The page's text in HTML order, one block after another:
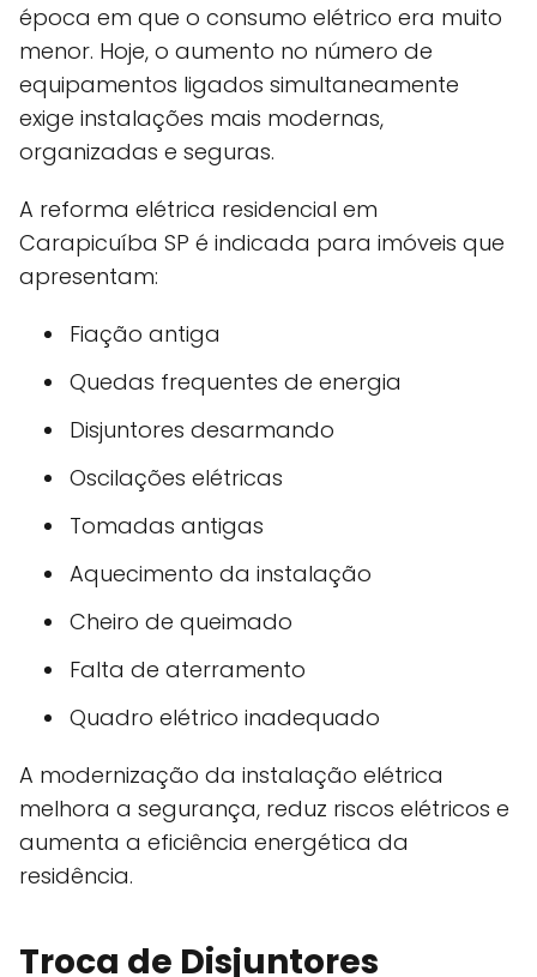
época em que o consumo elétrico era muito
menor. Hoje, o aumento no número de
equipamentos ligados simultaneamente
exige instalações mais modernas,
organizadas e seguras.
A reforma elétrica residencial em
Carapicuíba SP é indicada para imóveis que
apresentam:
Fiação antiga
Quedas frequentes de energia
Disjuntores desarmando
Oscilações elétricas
Tomadas antigas
Aquecimento da instalação
Cheiro de queimado
Falta de aterramento
Quadro elétrico inadequado
A modernização da instalação elétrica
melhora a segurança, reduz riscos elétricos e
aumenta a eficiência energética da
residência.
Troca de Disjuntores